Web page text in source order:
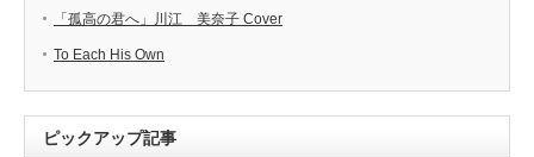
「孤高の君へ」川江 美奈子 Cover
To Each His Own
ピックアップ記事